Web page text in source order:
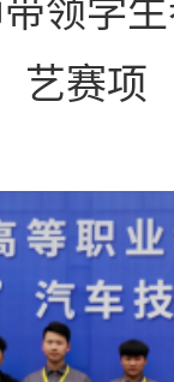
艺赛项